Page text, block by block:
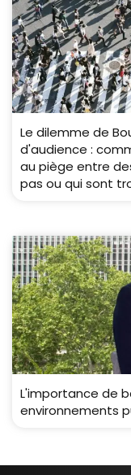
Le dilemme de
d'audience :
au piège entre
pas ou qui sont
L'importance de
environnements